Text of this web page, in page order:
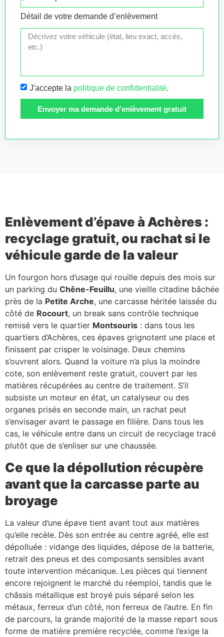
Détail de votre demande d’enlèvement
J'accepte la politique de confidentialité.
Envoyer ma demande d’enlèvement gratuit
Enlèvement d’épave à Achères :
recyclage gratuit, ou rachat si le
véhicule garde de la valeur
Un fourgon hors d’usage qui rouille depuis des mois sur
un parking du Chêne-Feuillu, une vieille citadine bâchée
près de la Petite Arche, une carcasse héritée laissée du
côté de Rocourt, un break sans contrôle technique
remisé vers le quartier Montsouris : dans tous les
quartiers d’Achères, ces épaves grignotent une place et
finissent par crisper le voisinage. Deux chemins
s’ouvrent alors. Quand la voiture n’a plus la moindre
cote, son enlèvement reste gratuit, couvert par les
matières récupérées au centre de traitement. S’il
subsiste un moteur en état, un catalyseur ou des
organes prisés en seconde main, un rachat peut
s’envisager avant le passage en filière. Dans tous les
cas, le véhicule entre dans un circuit de recyclage tracé
plutôt que de s’enliser sur une chaussée.
Ce que la dépollution récupère
avant que la carcasse parte au
broyage
La valeur d’une épave tient avant tout aux matières
qu’elle recèle. Dès son entrée au centre agréé, elle est
dépolluée : vidange des liquides, dépose de la batterie,
retrait des pneus et des composants sensibles avant
toute intervention mécanique. Les pièces qui tiennent
encore rejoignent le marché du réemploi, tandis que le
châssis métallique est broyé puis séparé selon les
métaux, ferreux d’un côté, non ferreux de l’autre. En fin
de parcours, la grande majorité de la masse repart sous
forme de matière première recyclée, comme l’exige la